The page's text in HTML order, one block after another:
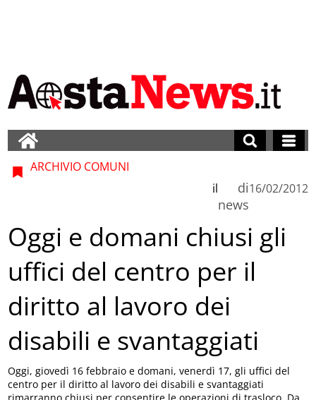
ARCHIVIO COMUNI
di
news
il 16/02/2012
Oggi e domani chiusi gli
uffici del centro per il
diritto al lavoro dei
disabili e svantaggiati
Oggi, giovedì 16 febbraio e domani, venerdì 17, gli uffici del
centro per il diritto al lavoro dei disabili e svantaggiati